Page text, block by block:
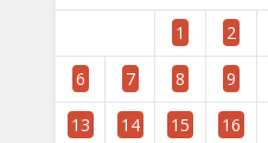
1 2
6 7 8 9
13 14 15 16